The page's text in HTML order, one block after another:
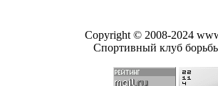
Copyright © 2008-2024
Спортивный клуб